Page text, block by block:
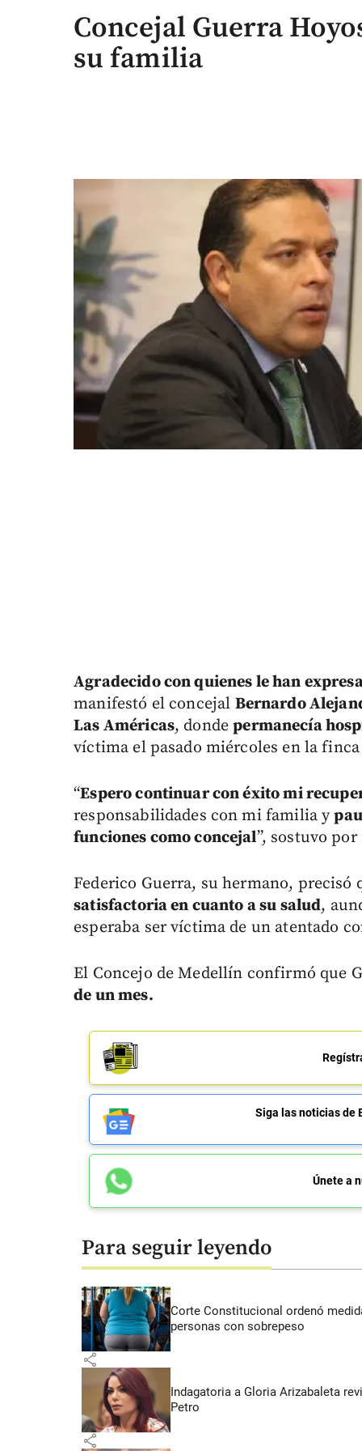
Concejal Guerra
su familia
Agradecido con quienes le han
manifestó el concejal Bernardo
Las Américas, dondepermanecía
víctima el pasado miércoles en la
“Espero continuar con éxito mi
responsabilidades con mi familia y
funciones como concejal”, sostuvo
Federico Guerra, su hermano, precisó
satisfactoria en cuanto a su salud,
esperaba ser víctima de un atentado
El Concejo de Medellín confirmó que
de un mes.
Siga las noticias de
Únete a
Para seguir leyendo
Corte Constitucional ordenó
personas con sobrepeso
share
Indagatoria a Gloria Arizabaleta
Petro
share